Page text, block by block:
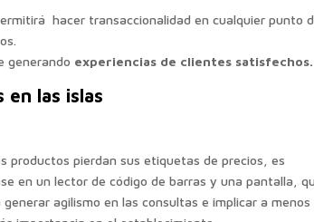
hacer transaccionalidad en cualquier punto
generando experiencias de clientes satisfechos.
en las islas
productos pierdan sus etiquetas de precios, es
en un lector de código de barras y una pantalla,
agilismo en las consultas e implicar a menos